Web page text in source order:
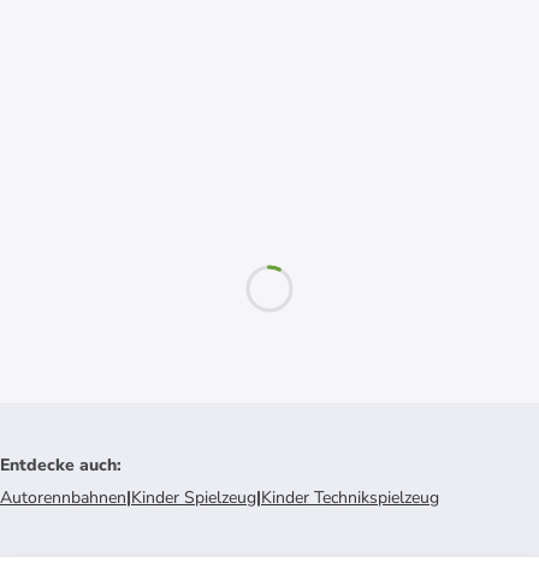
Entdecke auch:
Autorennbahnen|Kinder Spielzeug|Kinder Technikspielzeug